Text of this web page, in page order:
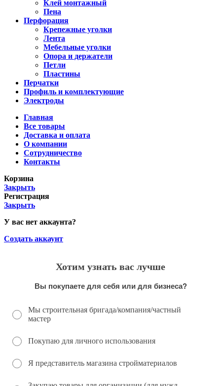
Клей монтажный
Пена
Перфорация
Крепежные уголки
Лента
Мебельные уголки
Опора и держатели
Петли
Пластины
Перчатки
Профиль и комплектующие
Электроды
Главная
Все товары
Доставка и оплата
О компании
Сотрудничество
Контакты
Корзина
Закрыть
Регистрация
Закрыть
У вас нет аккаунта?
Создать аккаунт
Хотим узнать вас лучше
Вы покупаете для себя или для бизнеса?
Мы строительная бригада/компания/частный
мастер
Покупаю для личного использования
Я представитель магазина стройматериалов